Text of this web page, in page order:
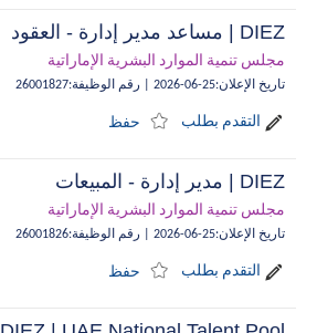
DIEZ | مساعد مدير إدارة - العقود
مجلس تنمية الموارد البشرية الإماراتية
تاريخ الإعلان:
25-06-2026 رقم الوظيفة:
26001827
التقدم بطلب حفظ
DIEZ | مدير إدارة - المبيعات
مجلس تنمية الموارد البشرية الإماراتية
تاريخ الإعلان:
25-06-2026 رقم الوظيفة:
26001826
التقدم بطلب حفظ